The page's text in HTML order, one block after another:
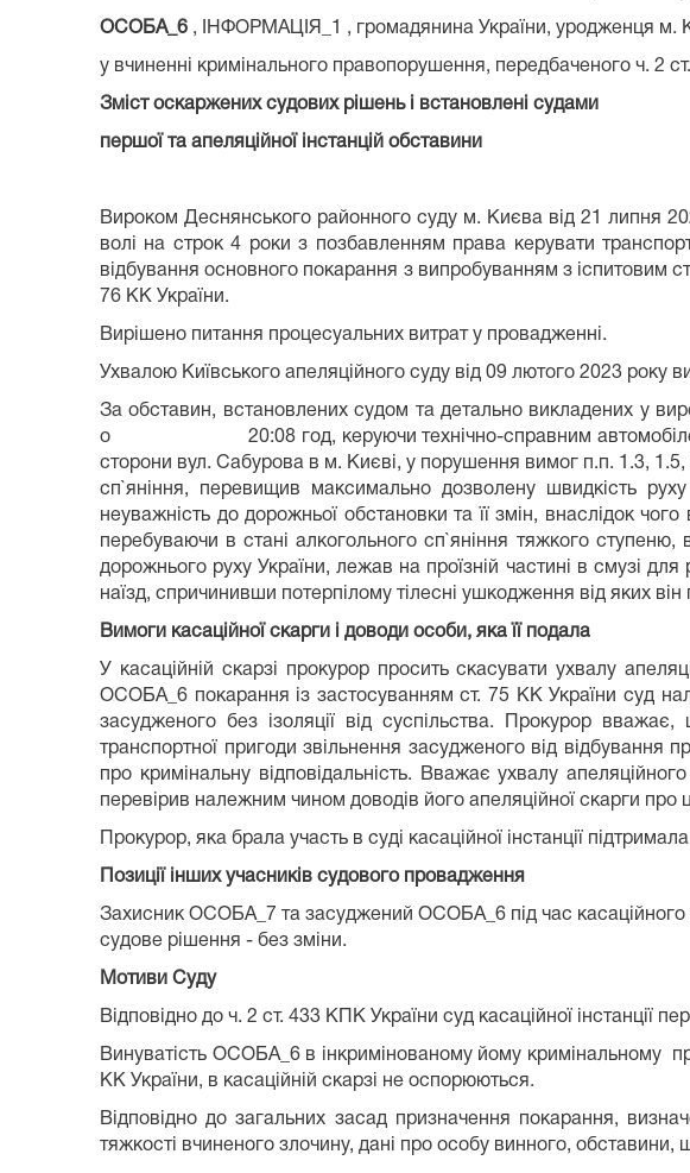
ОСОБА_6 , ІНФОРМАЦІЯ_1 , громадянина України, уродженця м.
у вчиненні кримінального правопорушення, передбаченого ч. 2
Зміст оскаржених судових рішень і встановлені судами
першої та апеляційної інстанцій обставини
Вироком Деснянського районного суду м. Києва від 21 липня
волі на строк 4 роки з позбавленням права керувати
відбування основного покарання з випробуванням з
76 КК України.
Вирішено питання процесуальних витрат у провадженні.
Ухвалою Київського апеляційного суду від 09 лютого 2023 року
За обставин, встановлених судом та детально
о 20:08 год, керуючи технічно-справним автомобілем
сторони вул. Сабурова в м. Києві, у порушення вимог п.п. 1.3,
сп`яніння, перевищив максимально дозволену швидкість
неуважність до дорожньої обстановки та її змін, внаслідок
перебуваючи в стані алкогольного сп`яніння тяжкого
дорожнього руху України, лежав на проїзній частині в смузі
наїзд, спричинивши потерпілому тілесні ушкодження від яких він
Вимоги касаційної скарги і доводи особи, яка її подала
У касаційній скарзі прокурор просить скасувати ухвалу
ОСОБА_6 покарання із застосуванням ст. 75 КК України суд
засудженого без ізоляції від суспільства. Прокурор
транспортної пригоди звільнення засудженого від
про кримінальну відповідальність. Вважає ухвалу
перевірив належним чином доводів його апеляційної скарги про
Прокурор, яка брала участь в суді касаційної інстанції
Позиції інших учасників судового провадження
Захисник ОСОБА_7 та засуджений ОСОБА_6 під час касаційного
судове рішення - без зміни.
Мотиви Суду
Відповідно до ч. 2 ст. 433 КПК України суд касаційної інстанції
Винуватість ОСОБА_6 в інкримінованому йому кримінальному
КК України, в касаційній скарзі не оспорюються.
Відповідно до загальних засад призначення покарання,
тяжкості вчиненого злочину, дані про особу винного,